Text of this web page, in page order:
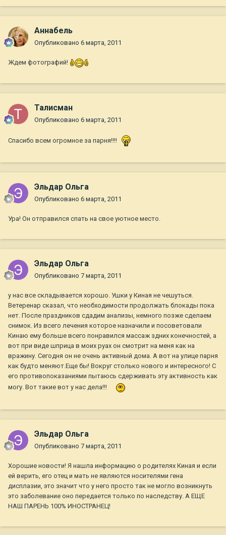
Aннaбель
Опубликовано 6 марта, 2011
Ждем фотографий!
Талисман
Опубликовано 6 марта, 2011
Спасибо всем огромное за парня!!!!
Эльдар Ольга
Опубликовано 6 марта, 2011
Ура! Он отправился спать на свое уютное место.
Эльдар Ольга
Опубликовано 7 марта, 2011
у нас все складывается хорошо. Ушки у Киная не чешуться.
Ветеренар сказал, что необходимости продолжать блокады пока
нет. После праздников сдадим анализы, немного позже сделаем
снимок. Из всего лечения которое назначили и посоветовали
Кинаю ему больше всего понравился массаж здних конечностей, а
вот при виде шприца в моих руах он смотрит на меня как на
вражину. Сегодня он не очень активный дома. А вот на улице парня
как будто меняют.Еще бы! Вокруг столько нового и интересного! С
его противопоказаниями пытаюсь сдерживать эту активность как
могу. Вот такие вот у нас дела!!!
Эльдар Ольга
Опубликовано 7 марта, 2011
Хорошие новости! Я нашла информацию о родителях Киная и если
ей верить, его отец и мать не являются носителями гена
дисплазии, это значит что у него просто так не могло возникнуть
это заболевание оно передается только по наследству. А ЕЩЕ
НАШ ПАРЕНЬ 100% ИНОСТРАНЕЦ!